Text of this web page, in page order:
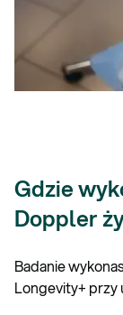
Gdzie
Doppler
Badanie
Longevity+ przy